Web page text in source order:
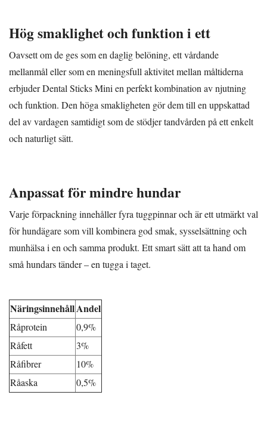
Hög smaklighet och funktion i ett
Oavsett om de ges som en daglig belöning, ett vårdande
mellanmål eller som en meningsfull aktivitet mellan måltiderna
erbjuder Dental Sticks Mini en perfekt kombination av njutning
och funktion. Den höga smakligheten gör dem till en uppskattad
del av vardagen samtidigt som de stödjer tandvården på ett enkelt
och naturligt sätt.
Anpassat för mindre hundar
Varje förpackning innehåller fyra tuggpinnar och är ett utmärkt val
för hundägare som vill kombinera god smak, sysselsättning och
munhälsa i en och samma produkt. Ett smart sätt att ta hand om
små hundars tänder – en tugga i taget.
NäringsinnehållAndel
Råprotein
0,9%
Råfett
3%
Råfibrer
10%
Råaska
0,5%